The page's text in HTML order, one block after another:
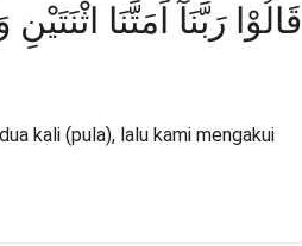
قَالُوْا رَبَّنَآ اَمَتَّنَا
kali (pula), lalu kami mengakui